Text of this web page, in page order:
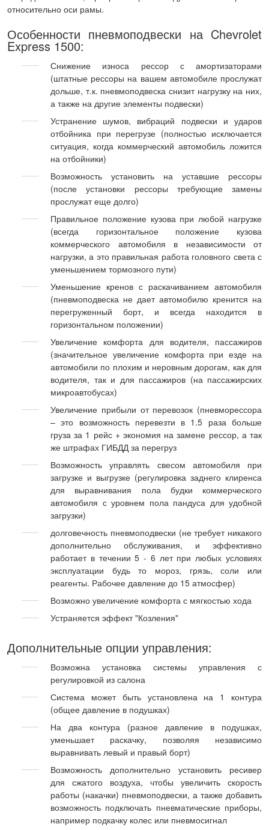
относительно оси рамы.
Особенности пневмоподвески на Chevrolet
Express 1500:
Снижение износа рессор с амортизаторами
(штатные рессоры на вашем автомобиле прослужат
дольше, т.к. пневмоподвеска снизит нагрузку на них,
а также на другие элементы подвески)
Устранение шумов, вибраций подвески и ударов
отбойника при перегрузе (полностью исключается
ситуация, когда коммерческий автомобиль ложится
на отбойники)
Возможность установить на уставшие рессоры
(после установки рессоры требующие замены
прослужат еще долго)
Правильное положение кузова при любой нагрузке
(всегда горизонтальное положение кузова
коммерческого автомобиля в независимости от
нагрузки, а это правильная работа головного света с
уменьшением тормозного пути)
Уменьшение кренов с раскачиванием автомобиля
(пневмоподвеска не дает автомобилю кренится на
перегруженный борт, и всегда находится в
горизонтальном положении)
Увеличение комфорта для водителя, пассажиров
(значительное увеличение комфорта при езде на
автомобили по плохим и неровным дорогам, как для
водителя, так и для пассажиров (на пассажирских
микроавтобусах)
Увеличение прибыли от перевозок (пневморессора
– это возможность перевезти в 1.5 раза больше
груза за 1 рейс + экономия на замене рессор, а так
же штрафах ГИБДД за перегруз
Возможность управлять свесом автомобиля при
загрузке и выгрузке (регулировка заднего клиренса
для выравнивания пола будки коммерческого
автомобиля с уровнем пола пандуса для удобной
загрузки)
долговечность пневмоподвески (не требует никакого
дополнительно обслуживания, и эффективно
работает в течении 5 - 6 лет при любых условиях
эксплуатации будь то мороз, грязь, соли или
реагенты. Рабочее давление до 15 атмосфер)
Возможно увеличение комфорта с мягкостью хода
Устраняется эффект "Козления"
Дополнительные опции управления:
Возможна установка системы управления с
регулировкой из салона
Система может быть установлена на 1 контура
(общее давление в подушках)
На два контура (разное давление в подушках,
уменьшает раскачку, позволяя независимо
выравнивать левый и правый борт)
Возможность дополнительно установить ресивер
для сжатого воздуха, чтобы увеличить скорость
работы (накачки) пневмоподвески, а также добавить
возможность подключать пневматические приборы,
например подкачку колес или пневмосигнал